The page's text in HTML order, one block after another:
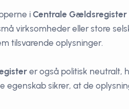
i Centrale Gældsregister
virksomheder eller store
tilsvarende oplysninger.
er også politisk neutralt,
egenskab sikrer, at de